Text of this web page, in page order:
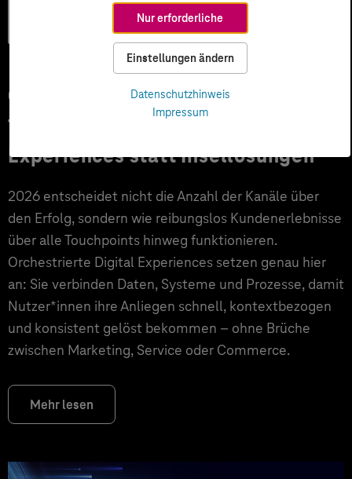
Nur erforderliche
Einstellungen ändern
Datenschutzhinweis
Impressum
05.02.2026
Trend 2026: Orchestrierte Digital
Experiences statt Insellösungen
2026 entscheidet nicht die Anzahl der Kanäle über
den Erfolg, sondern wie reibungslos Kundenerlebnisse
über alle Touchpoints hinweg funktionieren.
Orchestrierte Digital Experiences setzen genau hier
an: Sie verbinden Daten, Systeme und Prozesse, damit
Nutzer*innen ihre Anliegen schnell, kontextbezogen
und konsistent gelöst bekommen – ohne Brüche
zwischen Marketing, Service oder Commerce.
Mehr lesen